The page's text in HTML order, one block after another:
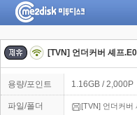
용량/포인트 1.16GB / 2,000P
파일/폴더 [TVN] 언더커버